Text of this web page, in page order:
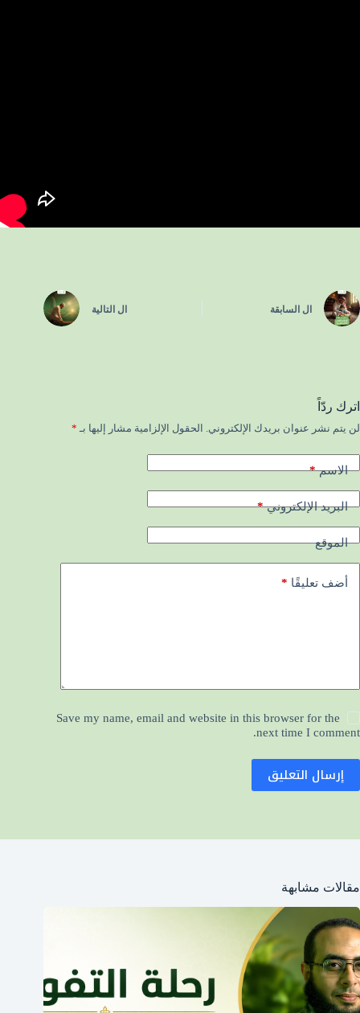
ال السابقة ال التالية
اترك ردّاً
لن يتم نشر عنوان بريدك الإلكتروني. الحقول الإلزامية مشار إليها بـ *
الاسم*
البريد الإلكتروني*
الموقع
أضف تعليقًا *
Save my name, email and website in this browser for the
next time I comment.
إرسال التعليق
مقالات مشابهة